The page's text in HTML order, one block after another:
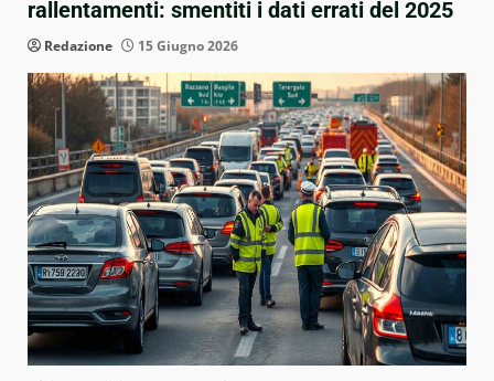
rallentamenti: smentiti i dati errati del 2025
Redazione 15 Giugno 2026